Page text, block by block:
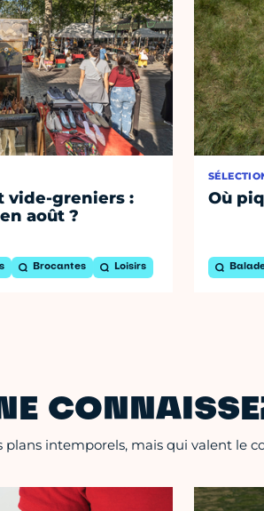
vide-greniers :
août ?
Brocantes Loisirs
Où
plans intemporels, mais qui valent le